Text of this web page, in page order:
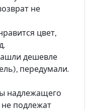
не
цвет,
дешевле
передумали.
надлежащего
не подлежат